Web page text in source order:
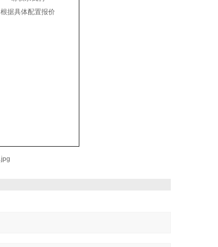
根据具体配置报价